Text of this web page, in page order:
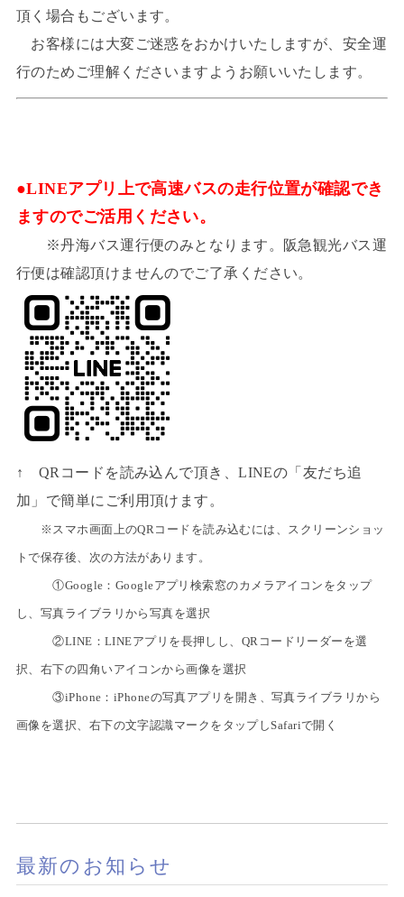
頂く場合もございます。
お客様には大変ご迷惑をおかけいたしますが、安全運
行のためご理解くださいますようお願いいたします。
●LINEアプリ上で高速バスの走行位置が確認でき
ますのでご活用ください。
※丹海バス運行便のみとなります。阪急観光バス運
行便は確認頂けませんのでご了承ください。
↑ QRコードを読み込んで頂き、LINEの「友だち追
加」で簡単にご利用頂けます。
※スマホ画面上のQRコードを読み込むには、スクリーンショッ
トで保存後、次の方法があります。
①Google：Googleアプリ検索窓のカメラアイコンをタップ
し、写真ライブラリから写真を選択
②LINE：LINEアプリを長押しし、QRコードリーダーを選
択、右下の四角いアイコンから画像を選択
③iPhone：iPhoneの写真アプリを開き、写真ライブラリから
画像を選択、右下の文字認識マークをタップしSafariで開く
最新のお知らせ